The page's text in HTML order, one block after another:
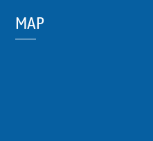
MAP